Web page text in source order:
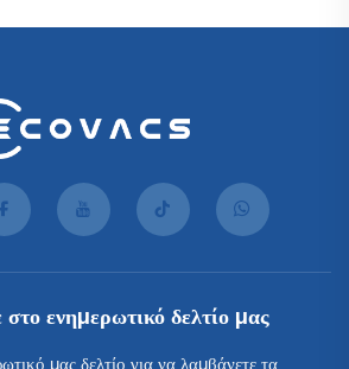
στο ενημερωτικό δελτίο μας